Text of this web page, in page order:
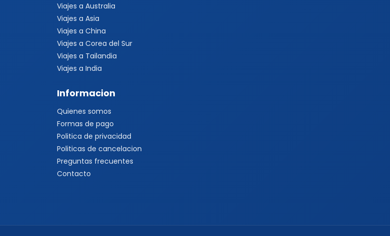
Viajes a Australia
Viajes a Asia
Viajes a China
Viajes a Corea del Sur
Viajes a Tailandia
Viajes a India
Informacion
Quienes somos
Formas de pago
Politica de privacidad
Politicas de cancelacion
Preguntas frecuentes
Contacto